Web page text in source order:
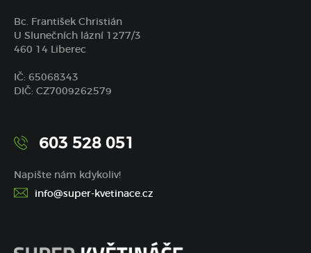
Bc. František Christián
U Slunečních lázní 1277/3
460 14 Liberec
IČ: 65068343
DIČ: CZ7009262579
603 528 051
Napište nám kdykoliv!
info@super-kvetinace.cz